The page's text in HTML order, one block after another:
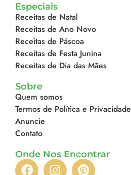
Especiais
Receitas de Natal
Receitas de Ano Novo
Receitas de Páscoa
Receitas de Festa Junina
Receitas de Dia das Mães
Sobre
Quem somos
Termos de Política e Privacidade
Anuncie
Contato
Onde Nos Encontrar